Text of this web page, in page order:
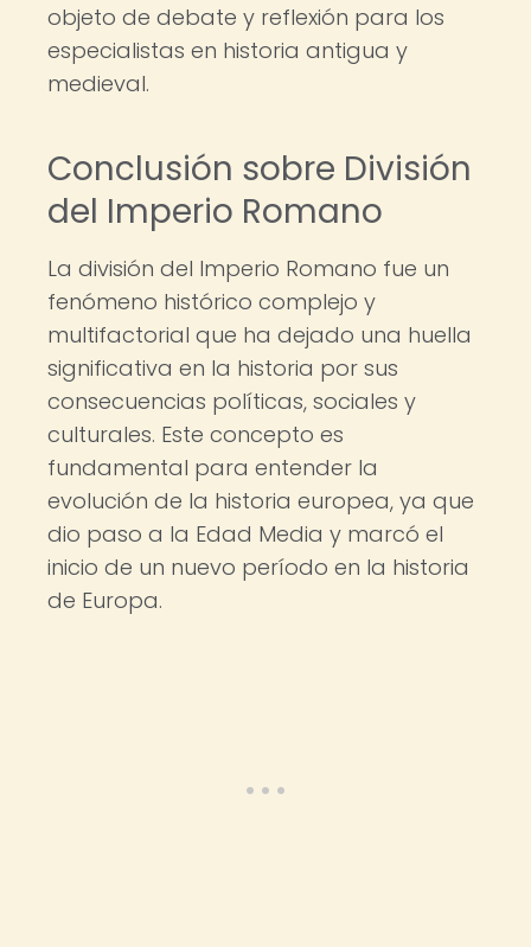
objeto de debate y reflexión para los
especialistas en historia antigua y
medieval.
Conclusión sobre División
del Imperio Romano
La división del Imperio Romano fue un
fenómeno histórico complejo y
multifactorial que ha dejado una huella
significativa en la historia por sus
consecuencias políticas, sociales y
culturales. Este concepto es
fundamental para entender la
evolución de la historia europea, ya que
dio paso a la Edad Media y marcó el
inicio de un nuevo período en la historia
de Europa.